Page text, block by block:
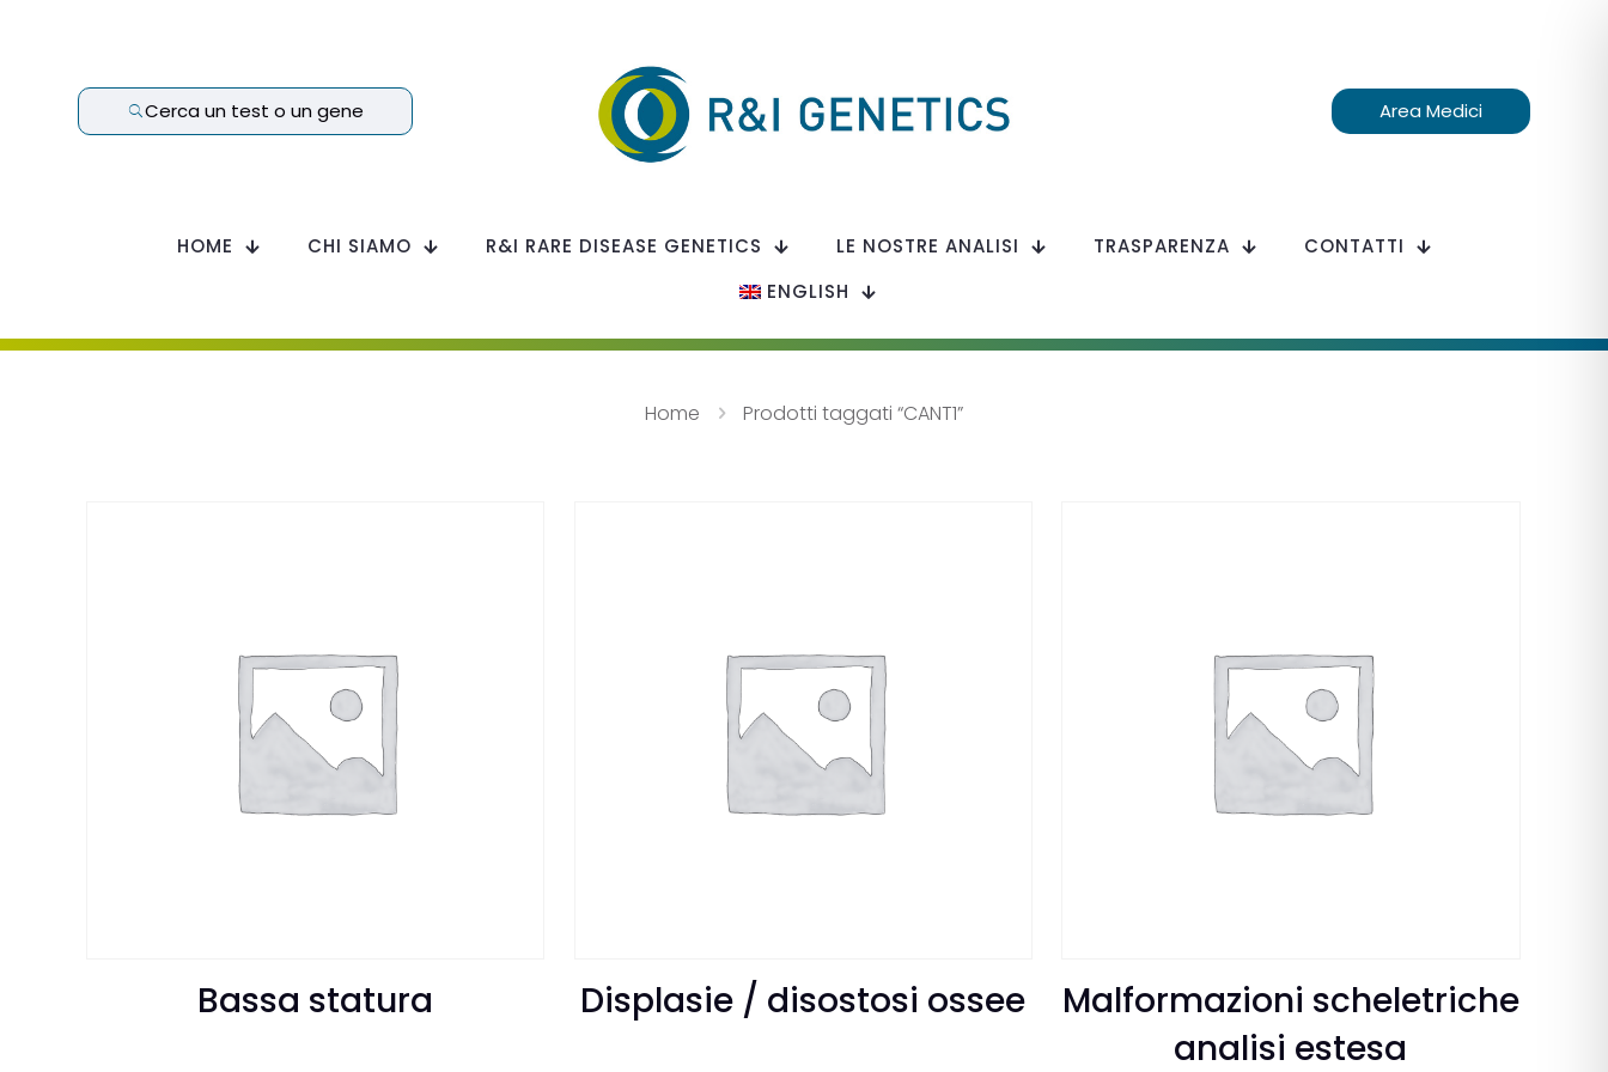
Cerca un test o un gene Area Medici
HOME CHI SIAMO R&I RARE DISEASE GENETICS LE NOSTRE ANALISI TRASPARENZA
CONTATTI
ENGLISH
Home Prodotti taggati “CANT1”
Bassa statura Displasie / disostosi ossee
Malformazioni scheletriche
analisi estesa